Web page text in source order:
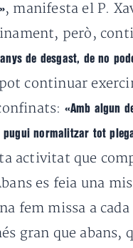
, manifesta el P.
però,
de desgast, de no
continuar
«Amb algun
pugui normalitzar tot
activitat que
es feia una
fem missa a
gran que abans,